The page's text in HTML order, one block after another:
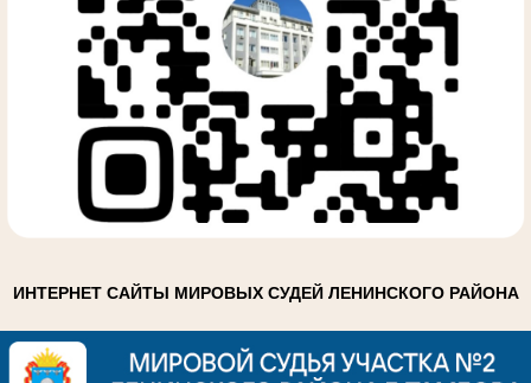
ИНТЕРНЕТ САЙТЫ МИРОВЫХ СУДЕЙ ЛЕНИНСКОГО РАЙОНА